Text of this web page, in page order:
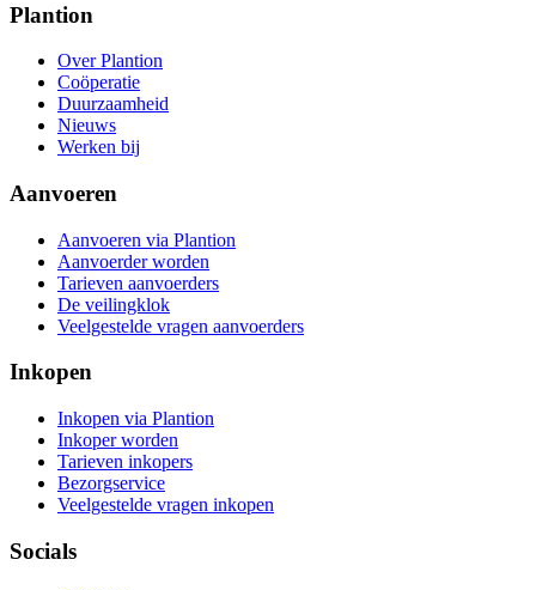
Plantion
Over Plantion
Coöperatie
Duurzaamheid
Nieuws
Werken bij
Aanvoeren
Aanvoeren via Plantion
Aanvoerder worden
Tarieven aanvoerders
De veilingklok
Veelgestelde vragen aanvoerders
Inkopen
Inkopen via Plantion
Inkoper worden
Tarieven inkopers
Bezorgservice
Veelgestelde vragen inkopen
Socials